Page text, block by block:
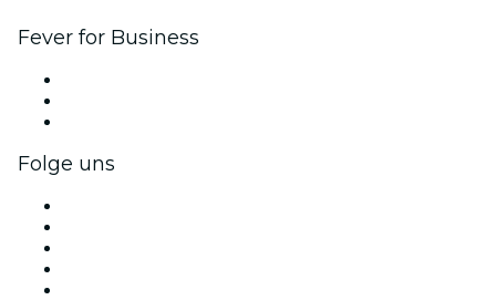
Fever for Business
Folge uns